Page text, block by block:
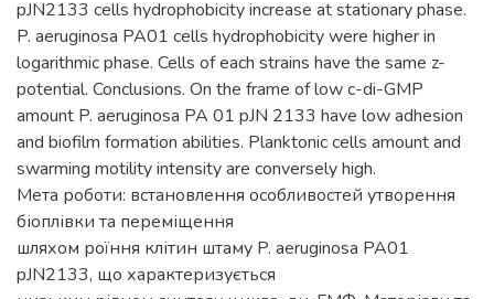
pJN2133 cells hydrophobicity increase at stationary phase.
P. aeruginosa PA01 cells hydrophobicity were higher in
logarithmic phase. Cells of each strains have the same z-
potential. Conclusions. On the frame of low c-di-GMP
amount P. aeruginosa PA 01 pJN 2133 have low adhesion
and biofilm formation abilities. Planktonic cells amount and
swarming motility intensity are conversely high.
Мета роботи: встановлення особливостей утворення
біоплівки та переміщення
шляхом роїння клітин штаму P. aeruginosa PA01
pJN2133, що характеризується